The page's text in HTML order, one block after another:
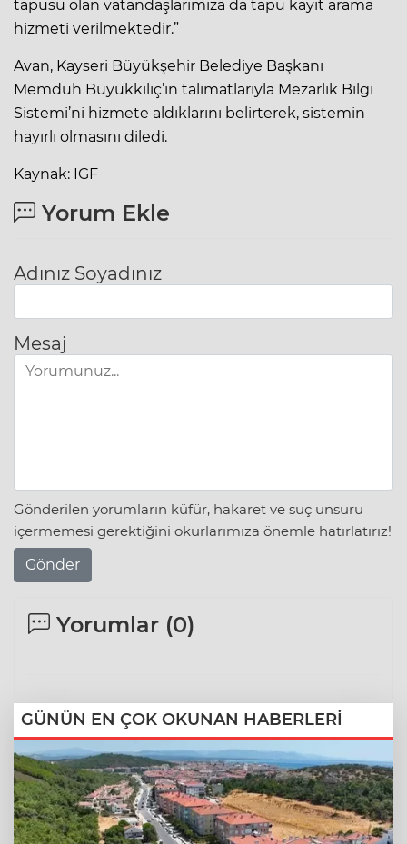
tapusu olan vatandaşlarımıza da tapu kayıt arama
hizmeti verilmektedir.”
Avan, Kayseri Büyükşehir Belediye Başkanı
Memduh Büyükkılıç’ın talimatlarıyla Mezarlık Bilgi
Sistemi’ni hizmete aldıklarını belirterek, sistemin
hayırlı olmasını diledi.
Kaynak: IGF
Yorum Ekle
Adınız Soyadınız
Mesaj
Gönderilen yorumların küfür, hakaret ve suç unsuru
içermemesi gerektiğini okurlarımıza önemle hatırlatırız!
Gönder
Yorumlar (0)
GÜNÜN EN ÇOK OKUNAN HABERLERİ